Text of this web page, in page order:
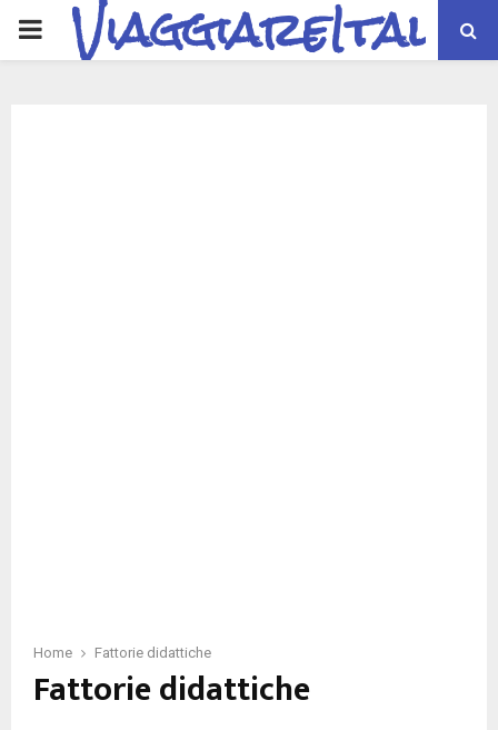
PRIMARYViaggiareItalia
Home Fattorie didattiche
Fattorie didattiche